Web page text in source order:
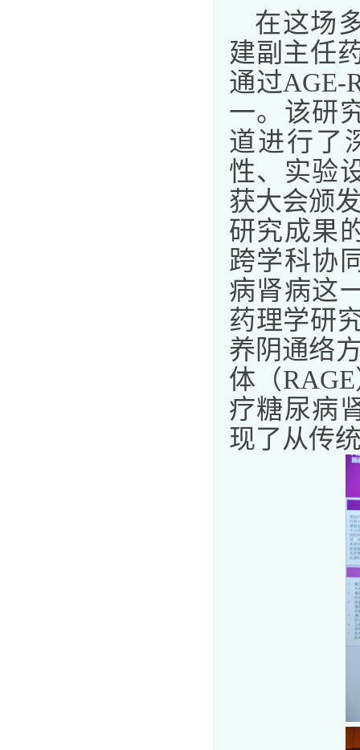
在这场
建副主任
通过AGE-
一。该研
道进行了
性、实验
获大会颁
研究成果
跨学科协
病肾病这
药理学研
养阴通络
体（RAGE
疗糖尿病
现了从传